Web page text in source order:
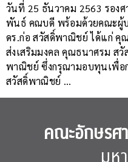
วันที่ 25 ธันวาคม 2563 รองศ
พันธ์ คณบดี พร้อมด้วยคณะผู้
ดร.ก่อ สวัสดิ์พาณิชย์ ได้แก่
ส่งเสริมมงคล คุณธนาศรม ส
พาณิชย์ ซึ่งกรุณามอบทุนเพื่อ
สวัสดิ์พาณิชย์ …
คณะอักษรศ